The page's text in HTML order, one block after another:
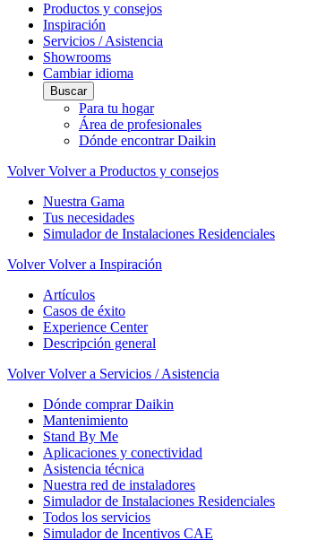
Productos y consejos
Inspiración
Servicios / Asistencia
Showrooms
Cambiar idioma
Buscar
Para tu hogar
Área de profesionales
Dónde encontrar Daikin
Volver Volver a Productos y consejos
Nuestra Gama
Tus necesidades
Simulador de Instalaciones Residenciales
Volver Volver a Inspiración
Artículos
Casos de éxito
Experience Center
Descripción general
Volver Volver a Servicios / Asistencia
Dónde comprar Daikin
Mantenimiento
Stand By Me
Aplicaciones y conectividad
Asistencia técnica
Nuestra red de instaladores
Simulador de Instalaciones Residenciales
Todos los servicios
Simulador de Incentivos CAE